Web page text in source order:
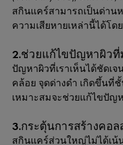
สกินแคร์สามารถเป็นด่าน
ความเสียหายเหล่านี้ได้โด
2.ช่วยแก้ไขปัญหาผิวที่
ปัญหาผิวที่เราเห็นได้ชัดเ
คล้อย จุดด่างดำ เกิดขึ้นที่
เหมาะสมจะช่วยแก้ไขปัญ
3.กระตุ้นการสร้างคอล
สกินแคร์ส่วนใหญ่ไม่ได้เน้